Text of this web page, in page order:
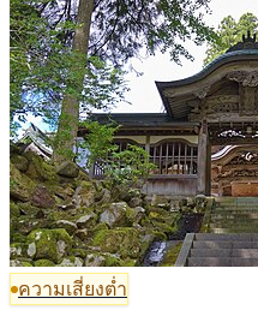
ความเสี่ยงต่ำ